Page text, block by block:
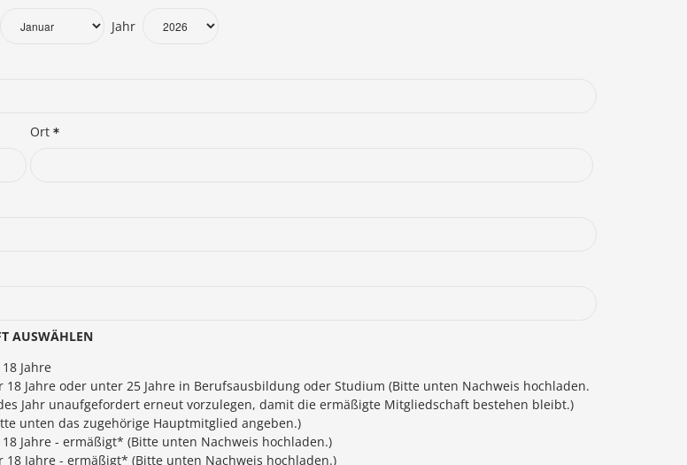
Jahr
Ort
AUSWÄHLEN
Jahre
Jahre oder unter 25 Jahre in Berufsausbildung oder Studium (Bitte unten Nachweis hochladen.
Jahr unaufgefordert erneut vorzulegen, damit die ermäßigte Mitgliedschaft bestehen bleibt.)
unten das zugehörige Hauptmitglied angeben.)
Jahre - ermäßigt* (Bitte unten Nachweis hochladen.)
Jahre - ermäßigt* (Bitte unten Nachweis hochladen.)